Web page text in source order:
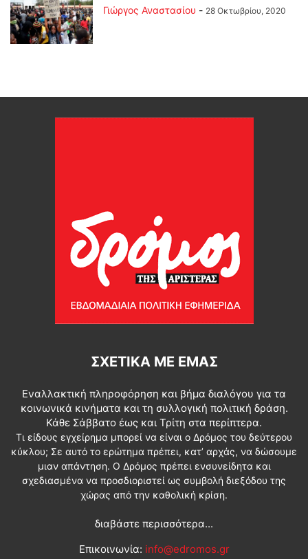
Γιώργος Αναστασίου - 28 Οκτωβρίου, 2020
ΣΧΕΤΙΚΆ ΜΕ ΕΜΆΣ
Εναλλακτική πληροφόρηση και βήμα διαλόγου για τα
κοινωνικά κινήματα και τη συλλογική πολιτική δράση.
Κάθε Σάββατο έως και Τρίτη στα περίπτερα.
Τι είδους εγχείρημα μπορεί να είναι ο Δρόμος του δεύτερου
κύκλου; Σε αυτό το ερώτημα πρέπει, κατ’ αρχάς, να δώσουμε
μιαν απάντηση. Ο Δρόμος πρέπει ενσυνείδητα και
σχεδιασμένα να προσδιοριστεί ως συμβολή διεξόδου της
χώρας από την καθολική κρίση.
διαβάστε περισσότερα...
Επικοινωνία: info@edromos.gr